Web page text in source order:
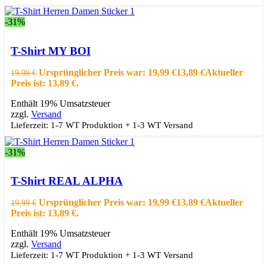
-31%
Schnellansicht
T-Shirt MY BOI
19,99€ Ursprünglicher Preis war: 19,99 €13,89 €Aktueller
Preis ist: 13,89 €.
Enthält 19% Umsatzsteuer
zzgl. Versand
Lieferzeit: 1-7 WT Produktion + 1-3 WT Versand
-31%
Schnellansicht
T-Shirt REAL ALPHA
19,99€ Ursprünglicher Preis war: 19,99 €13,89 €Aktueller
Preis ist: 13,89 €.
Enthält 19% Umsatzsteuer
zzgl. Versand
Lieferzeit: 1-7 WT Produktion + 1-3 WT Versand